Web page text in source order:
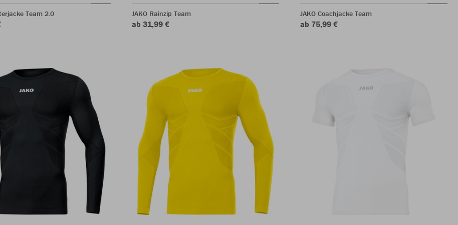
Team 2.0 JAKO Rainzip Team
ab 31,99 €
JAKO Coachjacke Team
ab 75,99 €